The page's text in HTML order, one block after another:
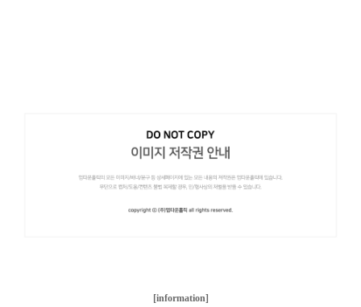
[information]